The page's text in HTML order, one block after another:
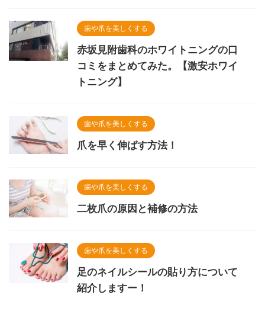
歯や爪を美しくする
赤坂見附歯科のホワイトニングの口
コミをまとめてみた。【激安ホワイ
トニング】
歯や爪を美しくする
爪を早く伸ばす方法！
歯や爪を美しくする
二枚爪の原因と補修の方法
歯や爪を美しくする
足のネイルシールの貼り方について
紹介しますー！